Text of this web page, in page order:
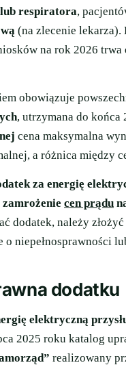
respiratora,
(na zlecenie lekarza).
na rok 2026 trwa
obowiązuje
, utrzymana do końca
cena maksymalna
a różnica między
za energię
zamrożenie cen prądu
dodatek, należy
o niepełnosprawności
dodatku
elektryczną
2025 roku katalog
realizowany